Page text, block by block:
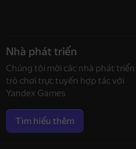
Nhà phát triển
Chúng tôi mời các nhà phát triển
trò chơi trực tuyến hợp tác với
Yandex Games
Tìm hiểu thêm